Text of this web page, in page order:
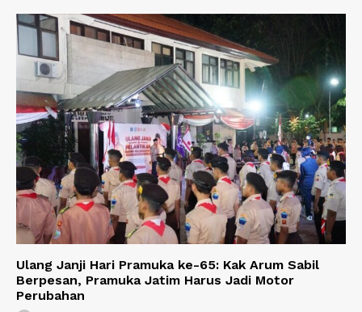
Ulang Janji Hari Pramuka ke-65: Kak Arum Sabil
Berpesan, Pramuka Jatim Harus Jadi Motor
Perubahan